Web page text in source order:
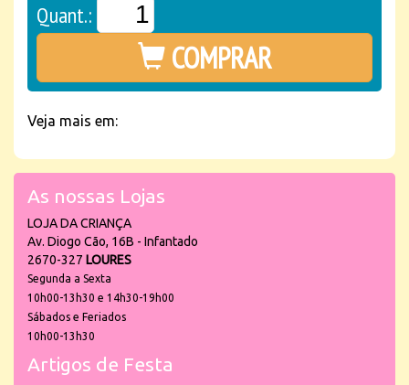
Quant.:
COMPRAR
Veja mais em:
As nossas Lojas
LOJA DA CRIANÇA
Av. Diogo Cão, 16B - Infantado
2670-327 LOURES
Segunda a Sexta
10h00-13h30 e 14h30-19h00
Sábados e Feriados
10h00-13h30
Artigos de Festa